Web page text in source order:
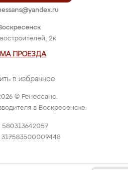
© Ренессанс.
в Воскресенске.
580313642057
2к
ПРОЕЗДА
в избранное